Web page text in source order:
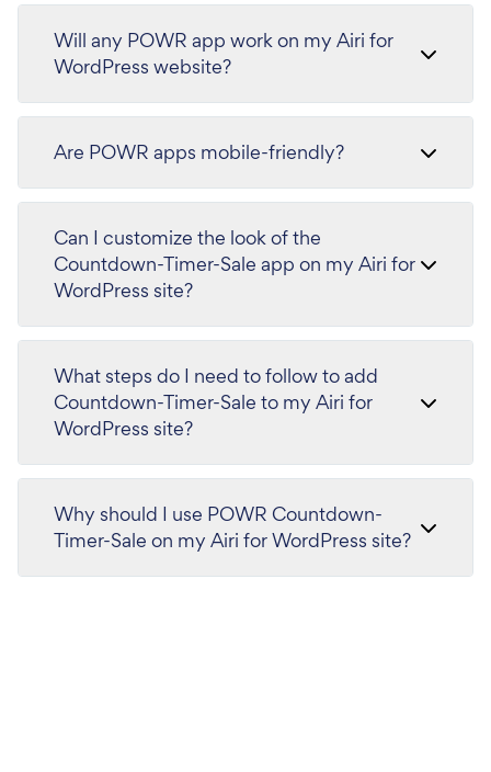
Will any POWR app work on my Airi for
WordPress website?
Are POWR apps mobile-friendly?
Can I customize the look of the
Countdown-Timer-Sale app on my Airi for
WordPress site?
What steps do I need to follow to add
Countdown-Timer-Sale to my Airi for
WordPress site?
Why should I use POWR Countdown-
Timer-Sale on my Airi for WordPress site?